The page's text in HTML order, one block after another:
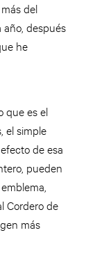
del
año, después
he
que es el
el simple
de esa
pueden
Cordero de
más